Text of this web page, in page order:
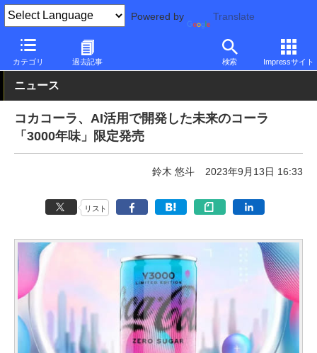
Powered by Translate
カテゴリ 過去記事 検索 Impressサイト
PC Watch 市場 AI
ニュース
コカコーラ、AI活用で開発した未来のコーラ
「3000年味」限定発売
鈴木 悠斗 2023年9月13日 16:33
リスト